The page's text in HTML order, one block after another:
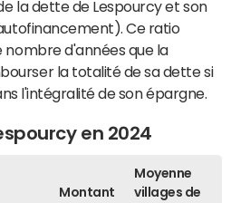
la dette de Lespourcy et son
Ce ratio
d'années que la
la totalité de sa dette si
l'intégralité de son épargne.
en 2024
Montant
Moyenne
villages de